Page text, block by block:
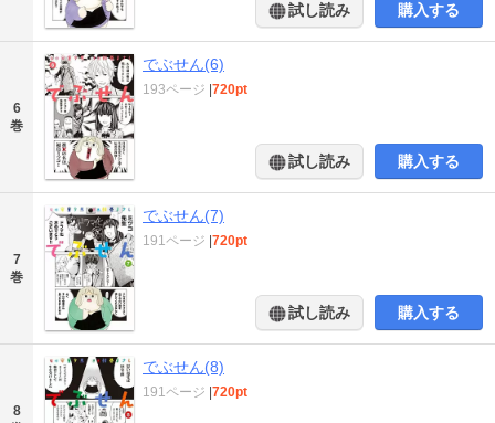
試し読み 購入する
6
巻
でぶせん(6)
193ページ |720pt
試し読み 購入する
7
巻
でぶせん(7)
191ページ |720pt
試し読み 購入する
8
でぶせん(8)
191ページ |720pt